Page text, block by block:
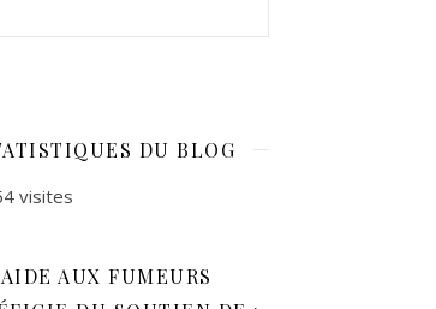
DU BLOG
visites
AIDE AUX FUMEURS